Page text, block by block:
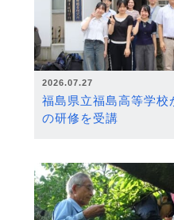
2026.07.27
福島県立福島高等学校
の研修を受講